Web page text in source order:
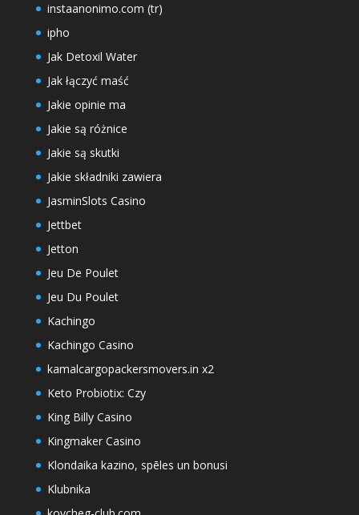
instaanonimo.com (tr)
ipho
Jak Detoxil Water
Jak łączyć maść
Jakie opinie ma
Jakie są różnice
Jakie są skutki
Jakie składniki zawiera
JasminSlots Casino
Jettbet
Jetton
Jeu De Poulet
Jeu Du Poulet
Kachingo
Kachingo Casino
kamalcargopackersmovers.in x2
Keto Probiotix: Czy
King Billy Casino
Kingmaker Casino
Klondaika kazino, spēles un bonusi
Klubnika